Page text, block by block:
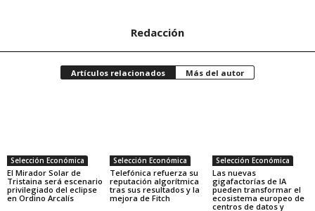
Redacción
Artículos relacionados Más del autor
Selección Económica
El Mirador Solar de
Tristaina será escenario
privilegiado del eclipse
en Ordino Arcalís
Selección Económica
Telefónica refuerza su
reputación algorítmica
tras sus resultados y la
mejora de Fitch
Selección Económica
Las nuevas
gigafactorías de IA
pueden transformar el
ecosistema europeo de
centros de datos y